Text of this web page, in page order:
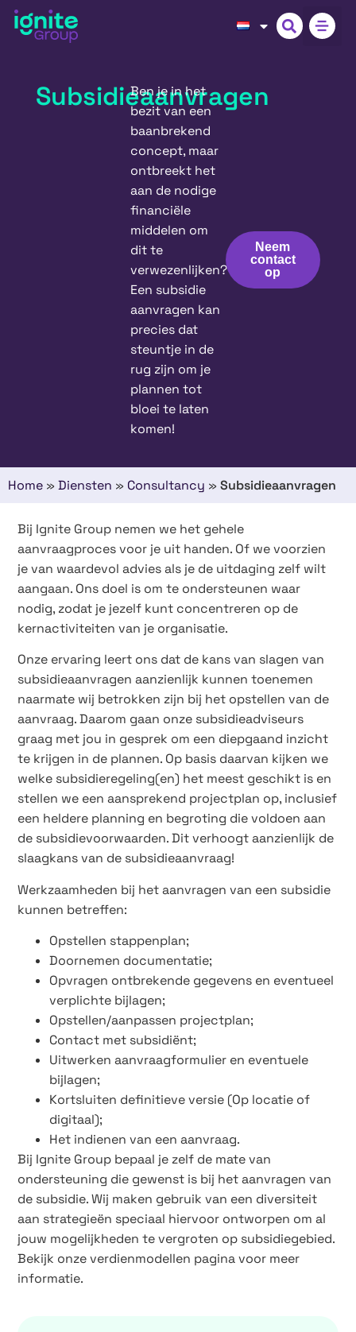
Subsidieaanvragen
Ben je in het
bezit van een
baanbrekend
concept, maar
ontbreekt het
aan de nodige
financiële
middelen om
dit te
verwezenlijken?
Een subsidie
aanvragen kan
precies dat
steuntje in de
rug zijn om je
plannen tot
bloei te laten
komen!
Neem
contact
op
Home » Diensten » Consultancy » Subsidieaanvragen
Bij Ignite Group nemen we het gehele
aanvraagproces voor je uit handen. Of we voorzien
je van waardevol advies als je de uitdaging zelf wilt
aangaan. Ons doel is om te ondersteunen waar
nodig, zodat je jezelf kunt concentreren op de
kernactiviteiten van je organisatie.
Onze ervaring leert ons dat de kans van slagen van
subsidieaanvragen aanzienlijk kunnen toenemen
naarmate wij betrokken zijn bij het opstellen van de
aanvraag. Daarom gaan onze subsidieadviseurs
graag met jou in gesprek om een diepgaand inzicht
te krijgen in de plannen. Op basis daarvan kijken we
welke subsidieregeling(en) het meest geschikt is en
stellen we een aansprekend projectplan op, inclusief
een heldere planning en begroting die voldoen aan
de subsidievoorwaarden. Dit verhoogt aanzienlijk de
slaagkans van de subsidieaanvraag!
Werkzaamheden bij het aanvragen van een subsidie
kunnen betreffen:
Opstellen stappenplan;
Doornemen documentatie;
Opvragen ontbrekende gegevens en eventueel
verplichte bijlagen;
Opstellen/aanpassen projectplan;
Contact met subsidiënt;
Uitwerken aanvraagformulier en eventuele
bijlagen;
Kortsluiten definitieve versie (Op locatie of
digitaal);
Het indienen van een aanvraag.
Bij Ignite Group bepaal je zelf de mate van
ondersteuning die gewenst is bij het aanvragen van
de subsidie. Wij maken gebruik van een diversiteit
aan strategieën speciaal hiervoor ontworpen om al
jouw mogelijkheden te vergroten op subsidiegebied.
Bekijk onze verdienmodellen pagina voor meer
informatie.